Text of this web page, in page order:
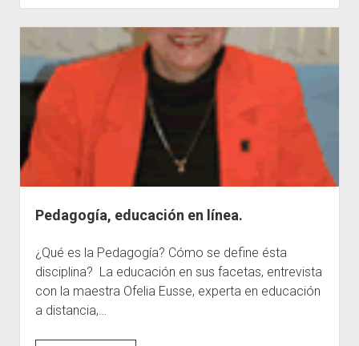
en
las
necesidades
educativas
especiales.
Pedagogía, educación en línea.
¿Qué es la Pedagogía? Cómo se define ésta
disciplina? La educación en sus facetas, entrevista
con la maestra Ofelia Eusse, experta en educación
a distancia,…